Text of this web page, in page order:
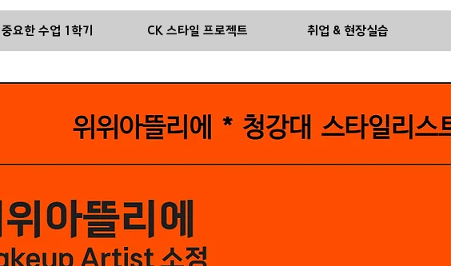
중요한 수업 1학기 CK 스타일 프로젝트 취업 & 현장실습